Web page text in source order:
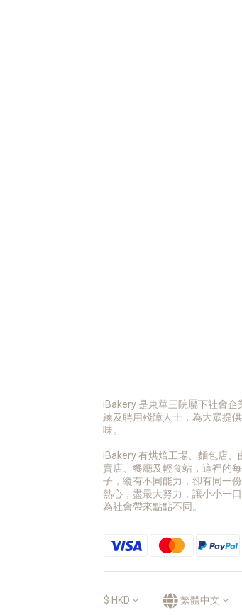
iBakery 是東華三院屬下社會企
練及聘用殘障人士，為大眾提
味。
iBakery 有烘焙工場、麵包店、
賣店、餐廳及輕食站，這裡的
子，縱有不同能力，卻有同一份
熱心，盡最大努力，讓小小一口
為社會帶來點點不同。
$ HKD 繁體中文